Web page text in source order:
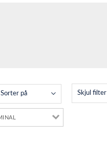
Skjul filter
Sorter på